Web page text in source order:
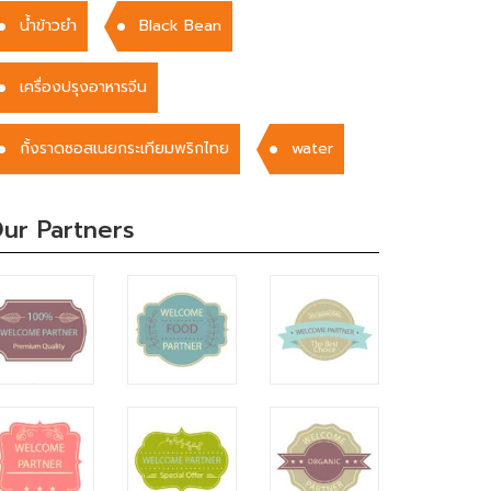
น้ำข้าวยำ Black Bean
เครื่องปรุงอาหารจีน
กั้งราดซอสเนยกระเทียมพริกไทย water
Partners